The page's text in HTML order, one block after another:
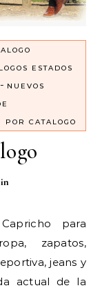
ESTADOS
- NUEVOS
POR CATALOGO
zapatos,
jeans y
actual de la